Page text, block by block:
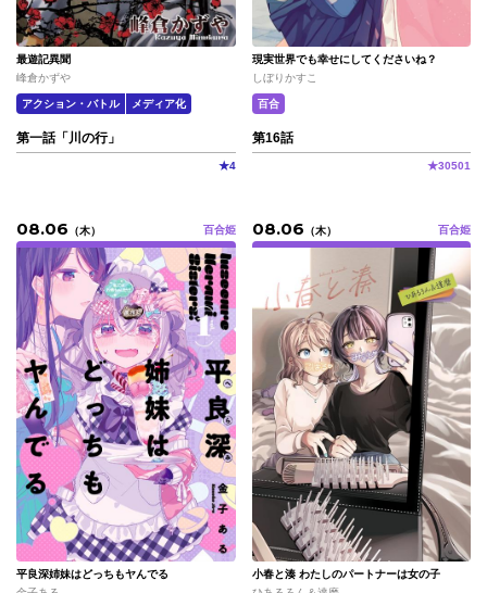
最遊記異聞
峰倉かずや
アクション・バトル メディア化
第一話「川の行」
★4
現実世界でも幸せにしてくださいね？
しぼりかすこ
百合
第16話
★30501
08.06 （木） 百合姫
平良深姉妹はどっちもヤんでる
08.06 （木） 百合姫
小春と湊 わたしのパートナーは女の子